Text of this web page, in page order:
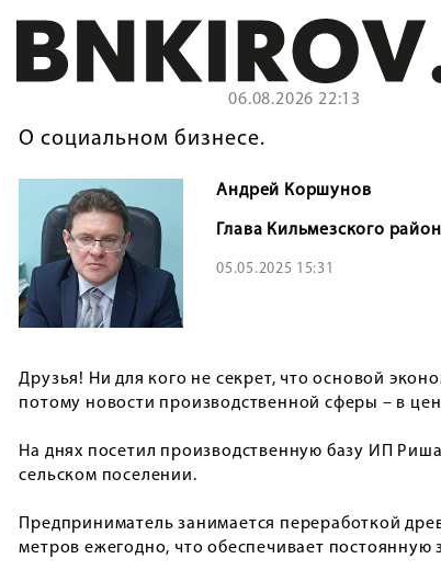
06.08.2026 22:13
О социальном бизнесе.
Андрей Коршунов
Глава Кильмезского
05.05.2025 15:31
Друзья! Ни для кого не секрет, что основой
потому новости производственной сферы – в
На днях посетил производственную базу ИП
сельском поселении.
Предприниматель занимается переработкой
метров ежегодно, что обеспечивает постоянную